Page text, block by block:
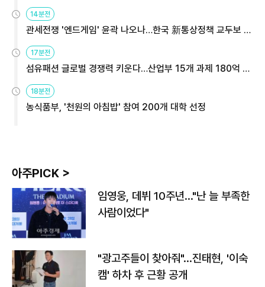
14분전
관세전쟁 '엔드게임' 윤곽 나오나…한국 新통상정책 교두보 활
17분전
섬유패션 글로벌 경쟁력 키운다…산업부 15개 과제 180억 지
18분전
농식품부, '천원의 아침밥' 참여 200개 대학 선정
아주PICK >
임영웅, 데뷔 10주년…"난 늘 부족한
사람이었다"
"광고주들이 찾아줘"…진태현, '이숙
캠' 하차 후 근황 공개